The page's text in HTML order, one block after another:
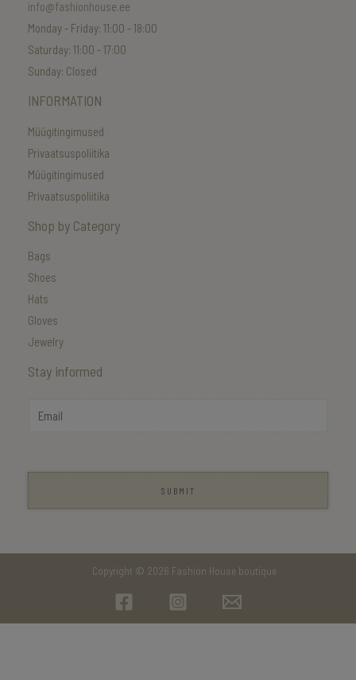
info@fashionhouse.ee
Monday - Friday: 11:00 - 18:00
Saturday: 11:00 - 17:00
Sunday: Closed
INFORMATION
Müügitingimused
Privaatsuspoliitika
Müügitingimused
Privaatsuspoliitika
Shop by Category
Bags
Shoes
Hats
Gloves
Jewelry
Stay informed
i
l
*
SUBMIT
Copyright © 2026 Fashion House boutique